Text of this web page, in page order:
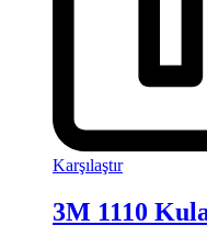
Karşılaştır
3M 1110